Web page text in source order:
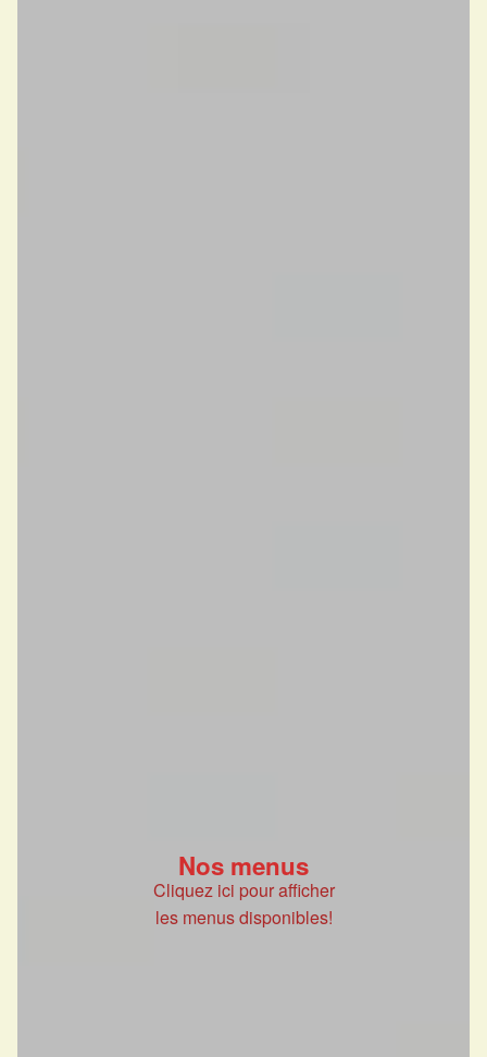
Nos menus
Cliquez ici pour afficher
les menus disponibles!